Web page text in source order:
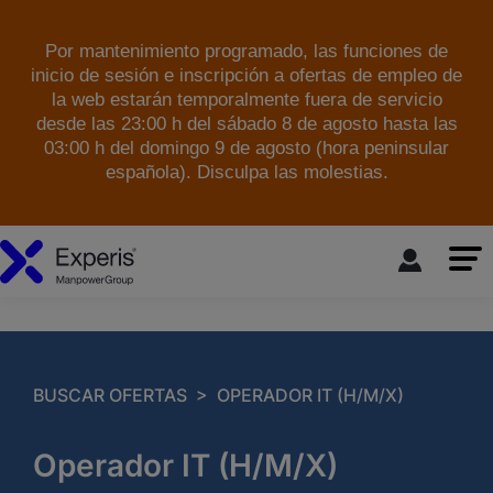
Por mantenimiento programado, las funciones de
inicio de sesión e inscripción a ofertas de empleo de
la web estarán temporalmente fuera de servicio
desde las 23:00 h del sábado 8 de agosto hasta las
03:00 h del domingo 9 de agosto (hora peninsular
española). Disculpa las molestias.
BUSCAR OFERTAS > OPERADOR IT (H/M/X)
Operador IT (H/M/X)